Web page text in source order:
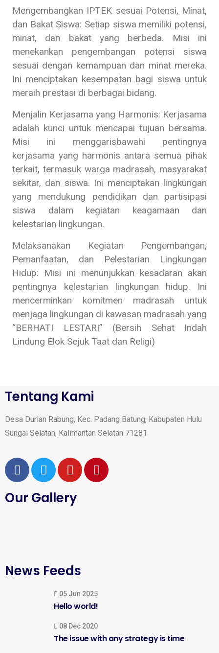
Mengembangkan IPTEK sesuai Potensi, Minat,
dan Bakat Siswa: Setiap siswa memiliki potensi,
minat, dan bakat yang berbeda. Misi ini
menekankan pengembangan potensi siswa
sesuai dengan kemampuan dan minat mereka.
Ini menciptakan kesempatan bagi siswa untuk
meraih prestasi di berbagai bidang.
Menjalin Kerjasama yang Harmonis: Kerjasama
adalah kunci untuk mencapai tujuan bersama.
Misi ini menggarisbawahi pentingnya
kerjasama yang harmonis antara semua pihak
terkait, termasuk warga madrasah, masyarakat
sekitar, dan siswa. Ini menciptakan lingkungan
yang mendukung pendidikan dan partisipasi
siswa dalam kegiatan keagamaan dan
kelestarian lingkungan.
Melaksanakan Kegiatan Pengembangan,
Pemanfaatan, dan Pelestarian Lingkungan
Hidup: Misi ini menunjukkan kesadaran akan
pentingnya kelestarian lingkungan hidup. Ini
mencerminkan komitmen madrasah untuk
menjaga lingkungan di kawasan madrasah yang
“BERHATI LESTARI” (Bersih Sehat Indah
Lindung Elok Sejuk Taat dan Religi)
Tentang Kami
Desa Durian Rabung, Kec. Padang Batung, Kabupaten Hulu
Sungai Selatan, Kalimantan Selatan 71281
Our Gallery
News Feeds
05 Jun 2025
Hello world!
08 Dec 2020
The issue with any strategy is time